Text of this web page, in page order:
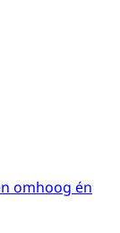
omhoog én